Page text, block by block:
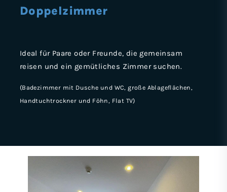
Doppelzimmer
Ideal für Paare oder Freunde, die gemeinsam
reisen und ein gemütliches Zimmer suchen.
(Badezimmer mit Dusche und WC, große Ablageflächen,
Handtuchtrockner und Föhn, Flat TV)